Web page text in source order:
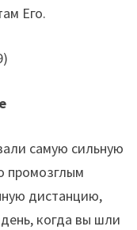
Его.
самую сильную
промозглым
дистанцию,
когда вы шли